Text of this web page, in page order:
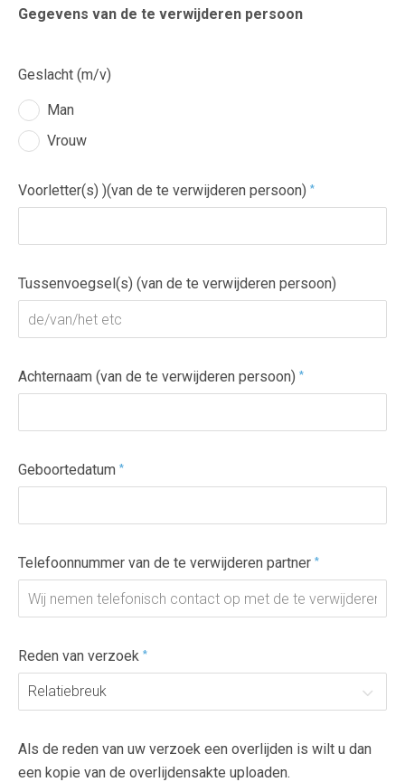
Gegevens van de te verwijderen persoon
Geslacht (m/v)
Man
Vrouw
Voorletter(s) )(van de te verwijderen persoon) *
Tussenvoegsel(s) (van de te verwijderen persoon)
Achternaam (van de te verwijderen persoon) *
Geboortedatum *
Telefoonnummer van de te verwijderen partner *
Reden van verzoek *
Relatiebreuk
Als de reden van uw verzoek een overlijden is wilt u dan
een kopie van de overlijdensakte uploaden.